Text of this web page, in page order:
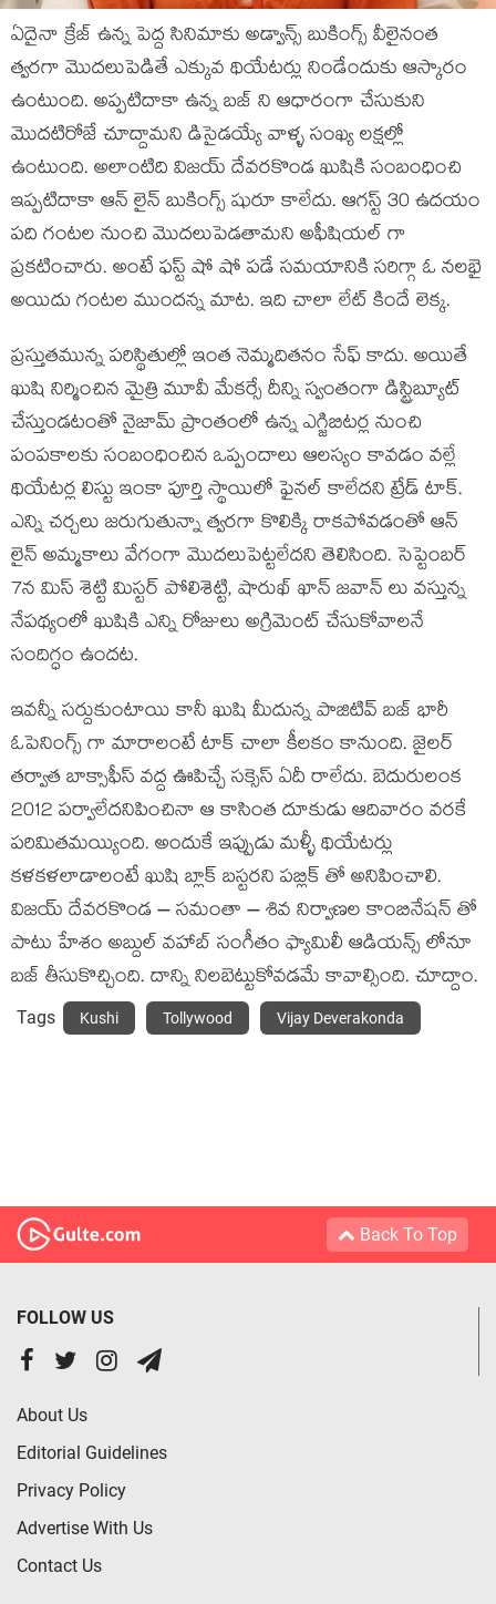
ఏదైనా క్రేజ్ ఉన్న పెద్ద సినిమాకు అడ్వాన్స్ బుకింగ్స్ వీలైనంత
త్వరగా మొదలుపెడితే ఎక్కువ థియేటర్లు నిండేందుకు ఆస్కారం
ఉంటుంది. అప్పటిదాకా ఉన్న బజ్ ని ఆధారంగా చేసుకుని
మొదటిరోజే చూద్దామని డిసైడయ్యే వాళ్ళ సంఖ్య లక్షల్లో
ఉంటుంది. అలాంటిది విజయ్ దేవరకొండ ఖుషికి సంబంధించి
ఇప్పటిదాకా ఆన్ లైన్ బుకింగ్స్ షురూ కాలేదు. ఆగస్ట్ 30 ఉదయం
పది గంటల నుంచి మొదలుపెడతామని అఫీషియల్ గా
ప్రకటించారు. అంటే ఫస్ట్ షో షో పడే సమయానికి సరిగ్గా ఓ నలభై
అయిదు గంటల ముందన్న మాట. ఇది చాలా లేట్ కిందే లెక్క.
ప్రస్తుతమున్న పరిస్థితుల్లో ఇంత నెమ్మదితనం సేఫ్ కాదు. అయితే
ఖుషి నిర్మించిన మైత్రి మూవీ మేకర్సే దీన్ని స్వంతంగా డిస్ట్రిబ్యూట్
చేస్తుండటంతో నైజామ్ ప్రాంతంలో ఉన్న ఎగ్జిబిటర్ల నుంచి
పంపకాలకు సంబంధించిన ఒప్పందాలు ఆలస్యం కావడం వల్లే
థియేటర్ల లిస్టు ఇంకా పూర్తి స్థాయిలో ఫైనల్ కాలేదని ట్రేడ్ టాక్.
ఎన్ని చర్చలు జరుగుతున్నా త్వరగా కొలిక్కి రాకపోవడంతో ఆన్
లైన్ అమ్మకాలు వేగంగా మొదలుపెట్టలేదని తెలిసింది. సెప్టెంబర్
7న మిస్ శెట్టి మిస్టర్ పోలిశెట్టి, షారుఖ్ ఖాన్ జవాన్ లు వస్తున్న
నేపథ్యంలో ఖుషికి ఎన్ని రోజులు అగ్రిమెంట్ చేసుకోవాలనే
సందిగ్ధం ఉందట.
ఇవన్నీ సర్దుకుంటాయి కానీ ఖుషి మీదున్న పాజిటివ్ బజ్ భారీ
ఓపెనింగ్స్ గా మారాలంటే టాక్ చాలా కీలకం కానుంది. జైలర్
తర్వాత బాక్సాఫీస్ వద్ద ఊపిచ్చే సక్సెస్ ఏదీ రాలేదు. బెదురులంక
2012 పర్వాలేదనిపించినా ఆ కాసింత దూకుడు ఆదివారం వరకే
పరిమితమయ్యింది. అందుకే ఇప్పుడు మళ్ళీ థియేటర్లు
కళకళలాడాలంటే ఖుషి బ్లాక్ బస్టరని పబ్లిక్ తో అనిపించాలి.
విజయ్ దేవరకొండ – సమంతా – శివ నిర్వాణల కాంబినేషన్ తో
పాటు హేశం అబ్దుల్ వహాబ్ సంగీతం ఫ్యామిలీ ఆడియన్స్ లోనూ
బజ్ తీసుకొచ్చింది. దాన్ని నిలబెట్టుకోవడమే కావాల్సింది. చూద్దాం.
Tags Kushi Tollywood Vijay Deverakonda
Back To Top
FOLLOW US
About Us
Editorial Guidelines
Privacy Policy
Advertise With Us
Contact Us